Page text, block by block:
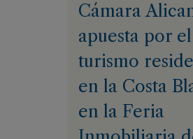
Cámara
apuesta por el
turismo
en la Costa
en la Feria